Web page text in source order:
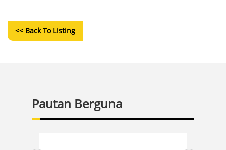
<< Back To Listing
Pautan Berguna